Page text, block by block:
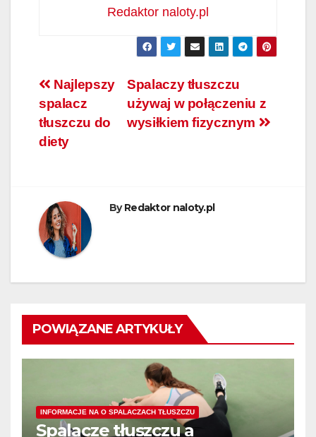
Redaktor naloty.pl
Nawigacja
wpisu
Spalaczy tłuszczu
używaj w połączeniu z
wysiłkiem fizycznym
Najlepszy
spalacz
tłuszczu do
diety
ByRedaktor naloty.pl
POWIĄZANE ARTYKUŁY
INFORMACJE NA O SPALACZACH TŁUSZCZU
Spalacze tłuszczu a